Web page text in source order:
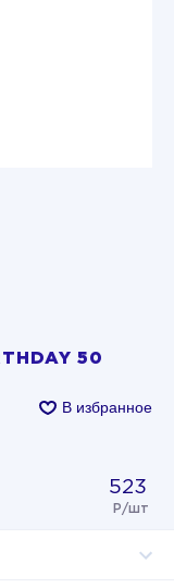
50
В избранное
523
Р/шт